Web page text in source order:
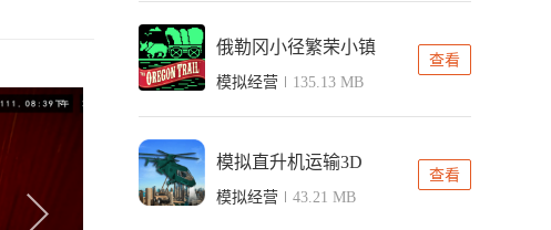
俄勒冈小径繁荣小镇
模拟经营 135.13 MB
查看
模拟直升机运输3D
模拟经营 43.21 MB
查看